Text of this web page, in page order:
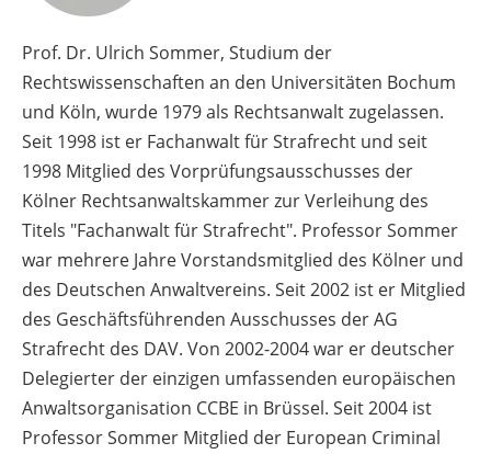
Prof. Dr. Ulrich Sommer, Studium der
Rechtswissenschaften an den Universitäten Bochum
und Köln, wurde 1979 als Rechtsanwalt zugelassen.
Seit 1998 ist er Fachanwalt für Strafrecht und seit
1998 Mitglied des Vorprüfungsausschusses der
Kölner Rechtsanwaltskammer zur Verleihung des
Titels "Fachanwalt für Strafrecht". Professor Sommer
war mehrere Jahre Vorstandsmitglied des Kölner und
des Deutschen Anwaltvereins. Seit 2002 ist er Mitglied
des Geschäftsführenden Ausschusses der AG
Strafrecht des DAV. Von 2002-2004 war er deutscher
Delegierter der einzigen umfassenden europäischen
Anwaltsorganisation CCBE in Brüssel. Seit 2004 ist
Professor Sommer Mitglied der European Criminal